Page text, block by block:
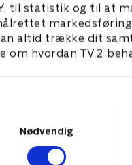
til statistik og til at
markedsføring
altid trække dit
om hvordan TV 2
Nødvendig